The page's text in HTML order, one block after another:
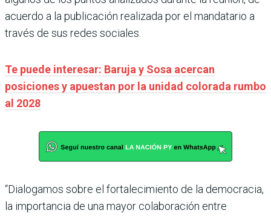
acuerdo a la publicación realizada por el mandatario a
través de sus redes sociales.
Te puede interesar: Baruja y Sosa acercan
posiciones y apuestan por la unidad colorada rumbo
al 2028
“Dialogamos sobre el fortalecimiento de la democracia,
la importancia de una mayor colaboración entre